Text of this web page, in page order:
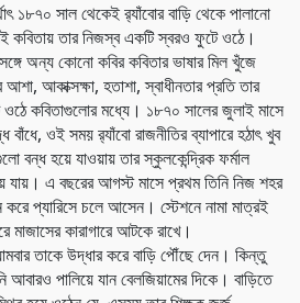
১৮৭০ সাল থেকেই র‌্যাঁবোর বাড়ি থেকে পালানো
তার নিজস্ব একটি স্বরও ফুটে ওঠে।
অন্য কোনো কবির কবিতার ভাষার মিল খুঁজে
আকাক্সক্ষা, হতাশা, স্বাধীনতার প্রতি তার
কবিতাগুলোর মধ্যে। ১৮৭০ সালের জুলাই মাসে
বাঁধে, ওই সময় র‌্যাঁবো রাজনীতির ব্যাপারে হঠাৎ খুব
বন্ধ হয়ে যাওয়ায় তার স্কুলকেন্দ্রিক ফর্মাল
যায়। এ বছরের আগস্ট মাসে প্রথম তিনি নিজ শহর
করে প্যারিসে চলে আসেন। স্টেশনে নামা মাত্রই
কারাগারে আটকে রাখে।
তাকে উদ্ধার করে বাড়ি পৌঁছে দেন। কিন্তু
আবারও পালিয়ে যান বেলজিয়ামের দিকে। বাড়িতে